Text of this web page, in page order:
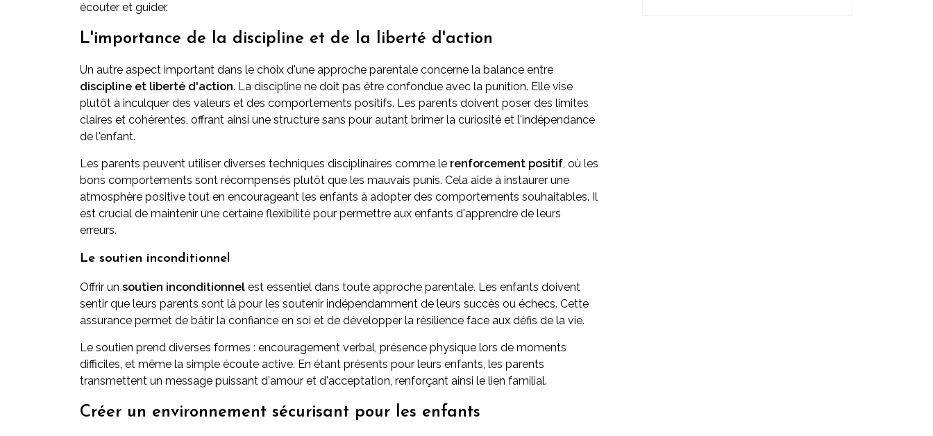
écouter et guider.
L'importance de la discipline et de la liberté d'action
Un autre aspect important dans le choix d'une approche parentale concerne la balance entre
discipline et liberté d'action. La discipline ne doit pas être confondue avec la punition. Elle vise
plutôt à inculquer des valeurs et des comportements positifs. Les parents doivent poser des limites
claires et cohérentes, offrant ainsi une structure sans pour autant brimer la curiosité et l'indépendance
de l'enfant.
Les parents peuvent utiliser diverses techniques disciplinaires comme le renforcement positif, où les
bons comportements sont récompensés plutôt que les mauvais punis. Cela aide à instaurer une
atmosphère positive tout en encourageant les enfants à adopter des comportements souhaitables. Il
est crucial de maintenir une certaine flexibilité pour permettre aux enfants d'apprendre de leurs
erreurs.
Le soutien inconditionnel
Offrir un soutien inconditionnel est essentiel dans toute approche parentale. Les enfants doivent
sentir que leurs parents sont là pour les soutenir indépendamment de leurs succès ou échecs. Cette
assurance permet de bâtir la confiance en soi et de développer la résilience face aux défis de la vie.
Le soutien prend diverses formes : encouragement verbal, présence physique lors de moments
difficiles, et même la simple écoute active. En étant présents pour leurs enfants, les parents
transmettent un message puissant d'amour et d'acceptation, renforçant ainsi le lien familial.
Créer un environnement sécurisant pour les enfants